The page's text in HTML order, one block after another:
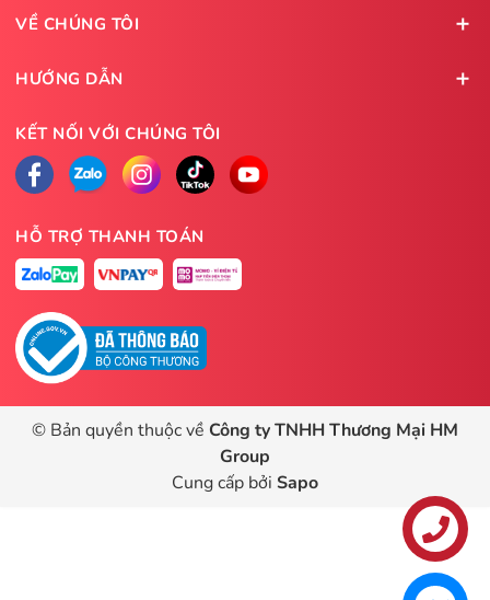
VỀ CHÚNG TÔI
HƯỚNG DẪN
KẾT NỐI VỚI CHÚNG TÔI
HỖ TRỢ THANH TOÁN
© Bản quyền thuộc về Công ty TNHH Thương Mại HM
Group
Cung cấp bởi Sapo
Liên hệ